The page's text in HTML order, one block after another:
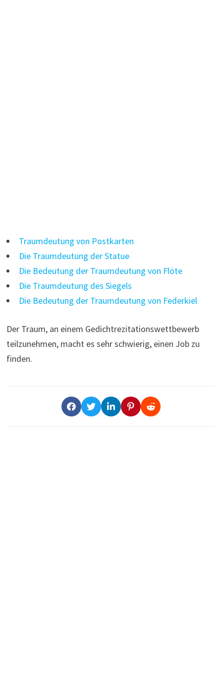
Traumdeutung von Postkarten
Die Traumdeutung der Statue
Die Bedeutung der Traumdeutung von Flöte
Die Traumdeutung des Siegels
Die Bedeutung der Traumdeutung von Federkiel
Der Traum, an einem Gedichtrezitationswettbewerb
teilzunehmen, macht es sehr schwierig, einen Job zu
finden.